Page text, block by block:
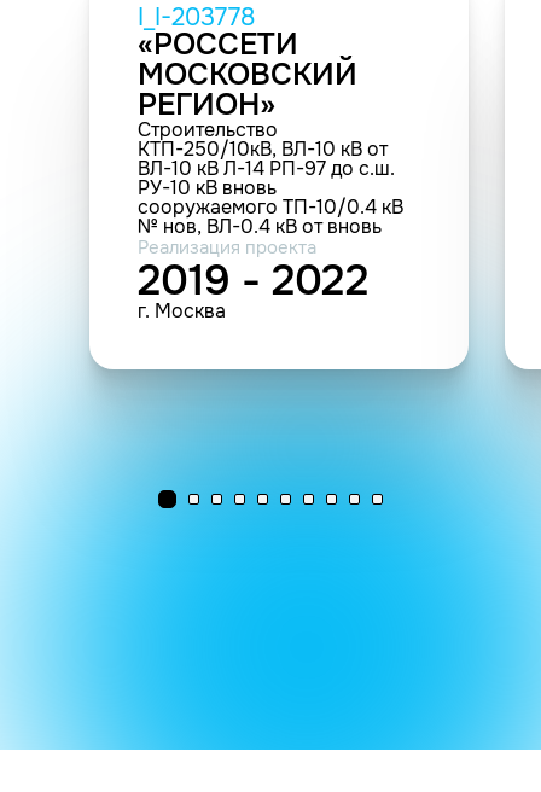
I_I-203778
«РОССЕТИ
МОСКОВСКИЙ
РЕГИОН»
Строительство
КТП-250/10кВ, ВЛ-10 кВ от
ВЛ-10 кВ Л-14 РП-97 до с.ш.
РУ-10 кВ вновь
сооружаемого ТП-10/0.4 кВ
№ нов, ВЛ-0.4 кВ от вновь
сооружаемой ТП-10 кВ до
участка заявителя, в т.ч. ПИР,
Москва г, Филимонковское п,
Бурцево д, Зеленая ул, (0.25
МВА; 0.015 км; 7 шт.(РУ); 2 шт.
Реализация проекта
2019 - 2022
г. Москва